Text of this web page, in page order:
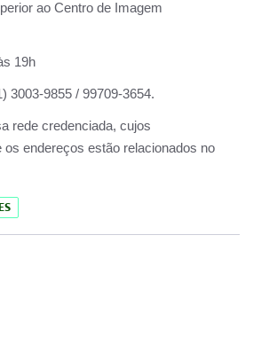
ao Centro de Imagem
19h
3003-9855 / 99709-3654.
rede credenciada, cujos
os endereços estão relacionados no